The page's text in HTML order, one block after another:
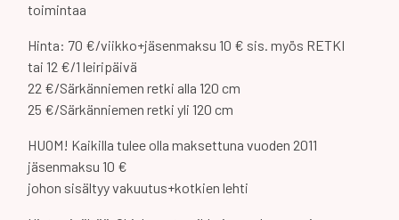
toimintaa
Hinta: 70 €/viikko+jäsenmaksu 10 € sis. myös RETKI
tai 12 €/1 leiripäivä
22 €/Särkänniemen retki alla 120 cm
25 €/Särkänniemen retki yli 120 cm
HUOM! Kaikilla tulee olla maksettuna vuoden 2011
jäsenmaksu 10 €
johon sisältyy vakuutus+kotkien lehti